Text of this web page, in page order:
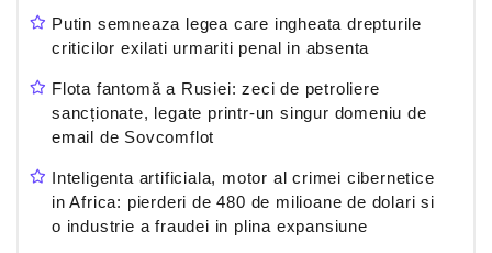
Putin semneaza legea care ingheata drepturile
criticilor exilati urmariti penal in absenta
Flota fantomă a Rusiei: zeci de petroliere
sancționate, legate printr-un singur domeniu de
email de Sovcomflot
Inteligenta artificiala, motor al crimei cibernetice
in Africa: pierderi de 480 de milioane de dolari si
o industrie a fraudei in plina expansiune